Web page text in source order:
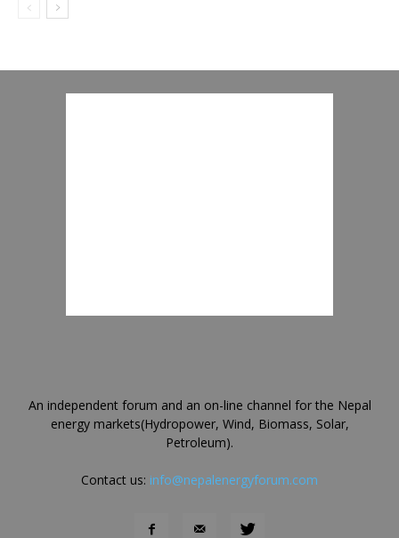
An independent forum and an on-line channel for the Nepal
energy markets(Hydropower, Wind, Biomass, Solar,
Petroleum).
Contact us: info@nepalenergyforum.com